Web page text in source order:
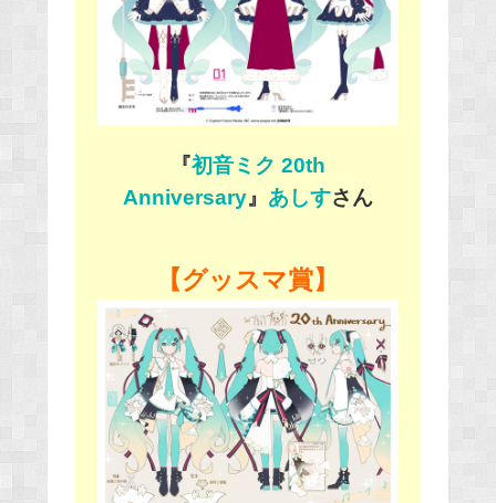
『初音ミク 20th
Anniversary』 あしすさん
【グッスマ賞】